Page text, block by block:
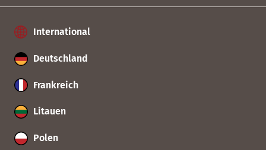
International
Deutschland
Frankreich
Litauen
Polen